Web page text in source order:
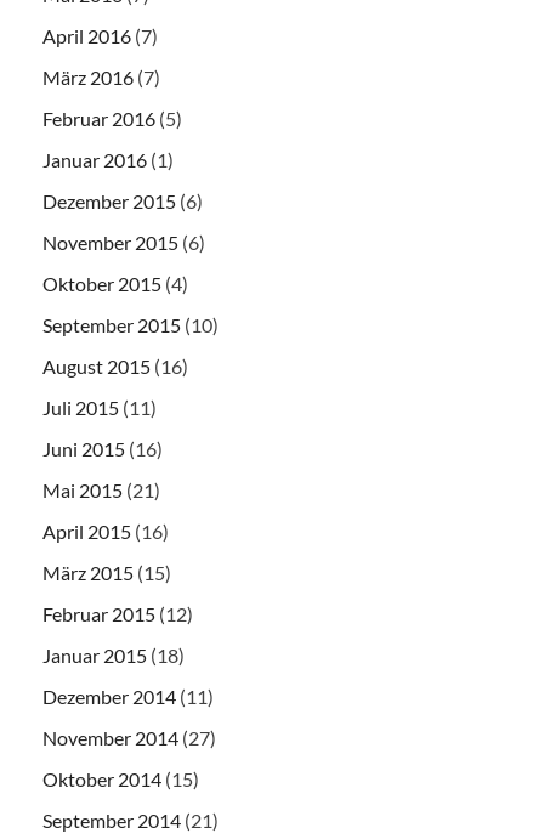
April 2016 (7)
März 2016 (7)
Februar 2016 (5)
Januar 2016 (1)
Dezember 2015 (6)
November 2015 (6)
Oktober 2015 (4)
September 2015 (10)
August 2015 (16)
Juli 2015 (11)
Juni 2015 (16)
Mai 2015 (21)
April 2015 (16)
März 2015 (15)
Februar 2015 (12)
Januar 2015 (18)
Dezember 2014 (11)
November 2014 (27)
Oktober 2014 (15)
September 2014 (21)